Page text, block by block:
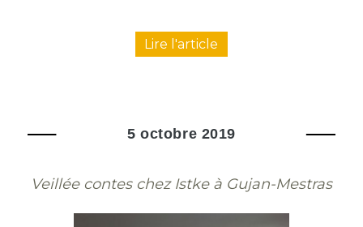
Lire l'article
5 octobre 2019
Veillée contes chez Istke à Gujan-Mestras